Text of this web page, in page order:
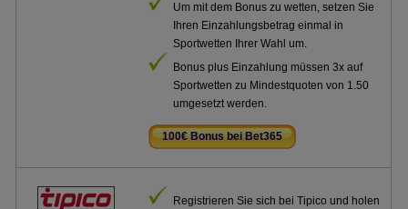
Um mit dem Bonus zu wetten, setzen Sie
Ihren Einzahlungsbetrag einmal in
Sportwetten Ihrer Wahl um.
Bonus plus Einzahlung müssen 3x auf
Sportwetten zu Mindestquoten von 1.50
umgesetzt werden.
100€ Bonus bei Bet365
Registrieren Sie sich bei Tipico und holen